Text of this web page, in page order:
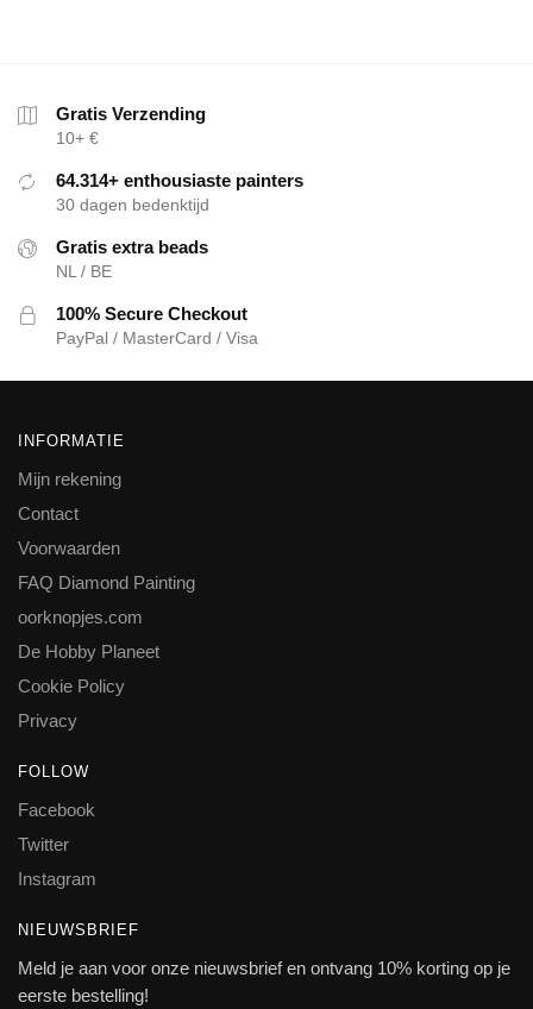
Gratis Verzending
10+ €
64.314+ enthousiaste painters
30 dagen bedenktijd
Gratis extra beads
NL / BE
100% Secure Checkout
PayPal / MasterCard / Visa
INFORMATIE
Mijn rekening
Contact
Voorwaarden
FAQ Diamond Painting
oorknopjes.com
De Hobby Planeet
Cookie Policy
Privacy
FOLLOW
Facebook
Twitter
Instagram
NIEUWSBRIEF
Meld je aan voor onze nieuwsbrief en ontvang 10% korting op je
eerste bestelling!